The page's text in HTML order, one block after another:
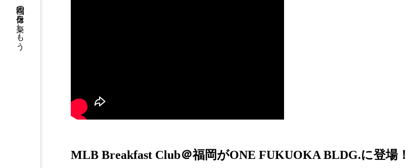
福岡の休日を楽しもう
MLB Breakfast Club＠福岡がONE FUKUOKA BLDG.に登場！